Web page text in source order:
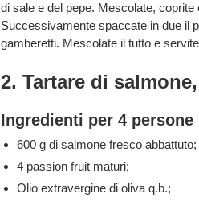
di sale e del pepe. Mescolate,
Successivamente spaccate in due il
gamberetti. Mescolate il tutto e
2. Tartare di
Ingredienti per 4 persone
600 g di salmone fresco abbattuto;
4 passion fruit maturi;
Olio extravergine di oliva q.b.;